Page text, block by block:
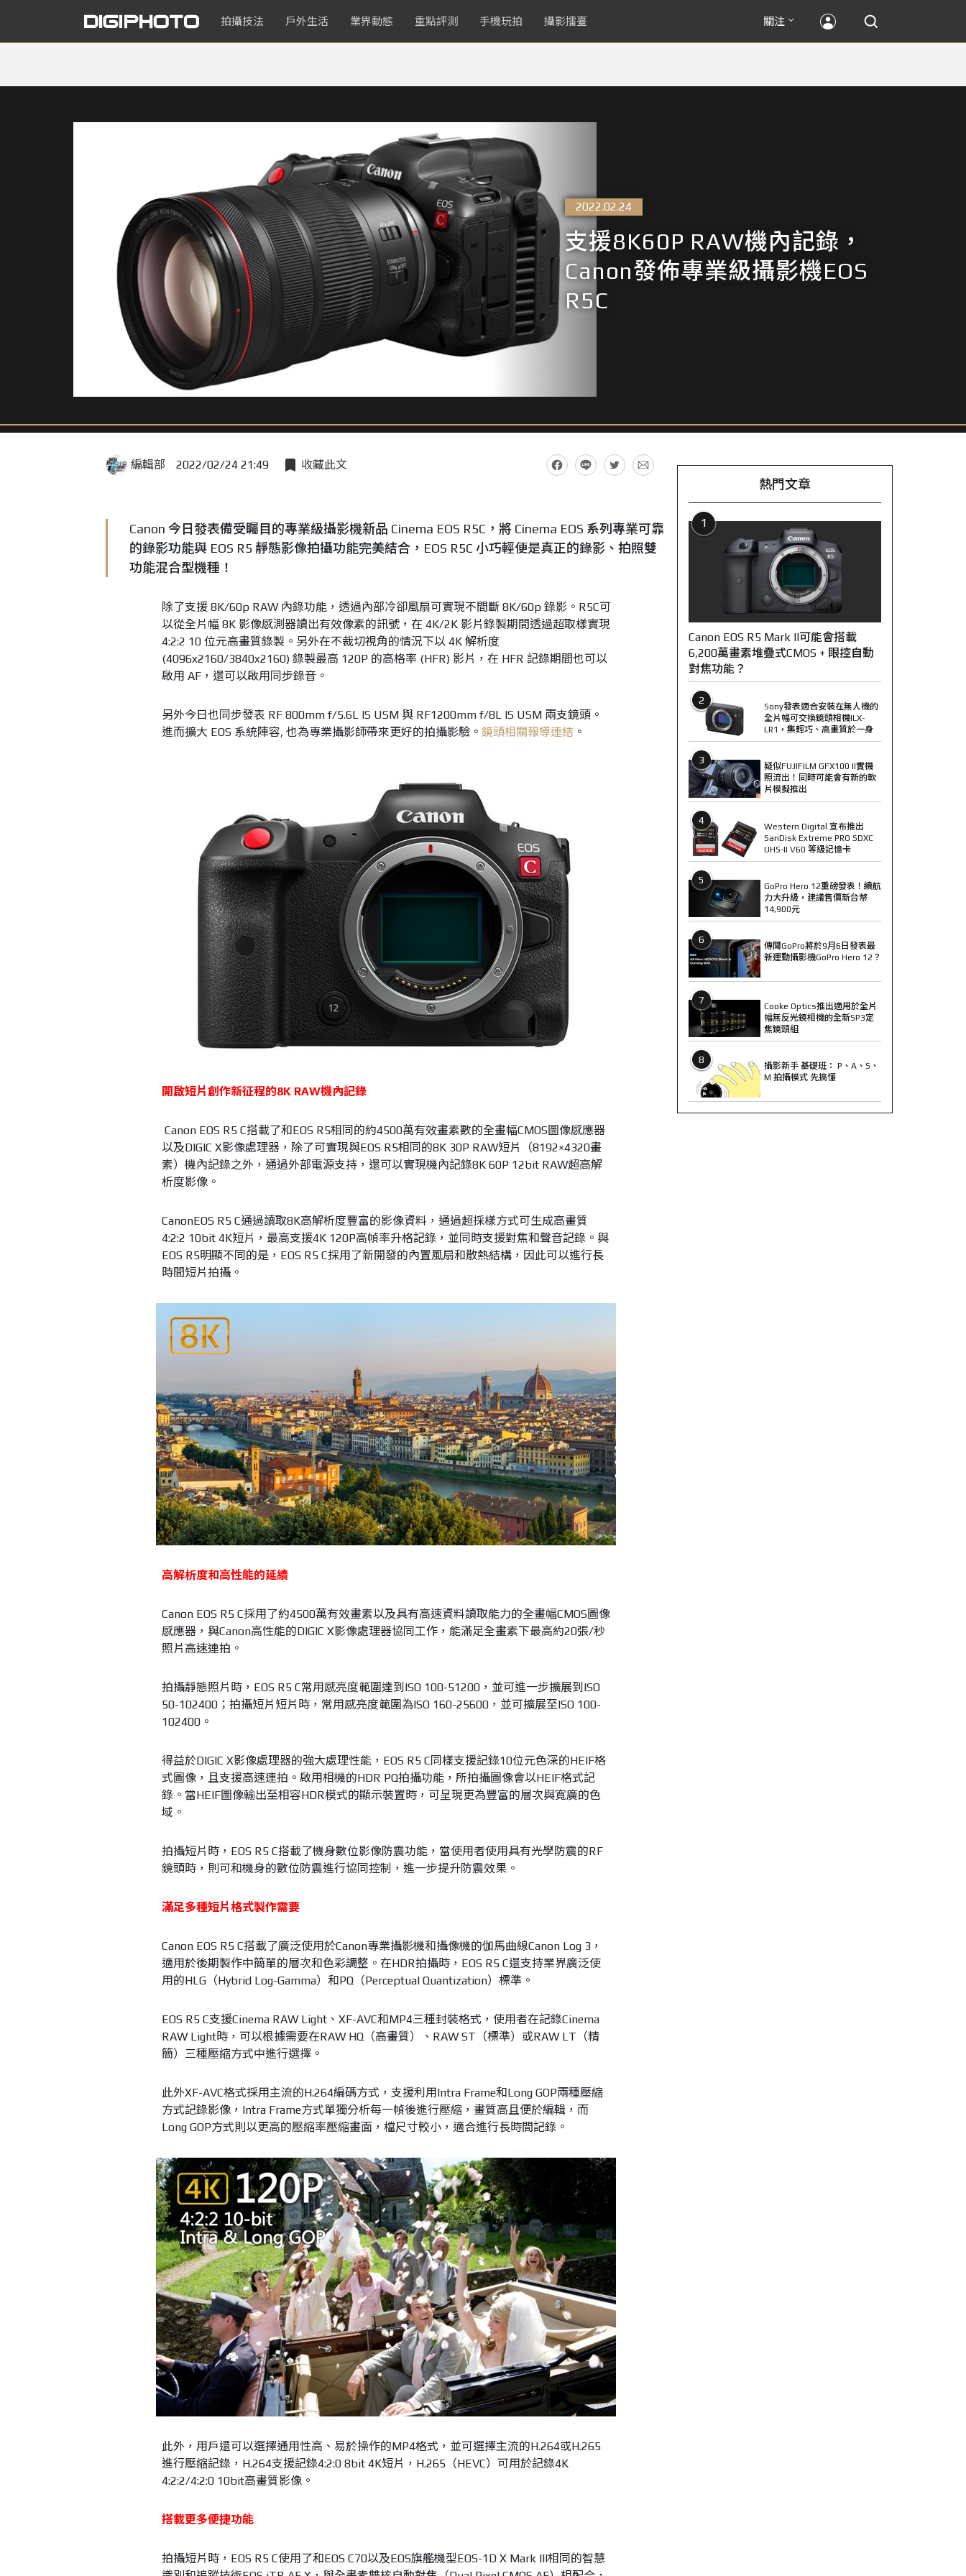
拍攝技法 戶外生活 業界動態 重點評測 手機玩拍 攝影擂臺 關注
2022.02.24
支援8K60P RAW機內記錄，
Canon發佈專業級攝影機EOS
R5C
編輯部 2022/02/24 21:49 收藏此文
Canon 今日發表備受矚目的專業級攝影機新品 Cinema EOS R5C，將 Cinema EOS 系列專業可靠
的錄影功能與 EOS R5 靜態影像拍攝功能完美結合，EOS R5C 小巧輕便是真正的錄影、拍照雙
功能混合型機種！
除了支援 8K/60p RAW 內錄功能，透過內部冷卻風扇可實現不間斷 8K/60p 錄影。R5C可
以從全片幅 8K 影像感測器讀出有效像素的訊號，在 4K/2K 影片錄製期間透過超取樣實現
4:2:2 10 位元高畫質錄製。另外在不裁切視角的情況下以 4K 解析度
(4096x2160/3840x2160) 錄製最高 120P 的高格率 (HFR) 影片，在 HFR 記錄期間也可以
啟用 AF，還可以啟用同步錄音。
另外今日也同步發表 RF 800mm f/5.6L IS USM 與 RF1200mm f/8L IS USM 兩支鏡頭。
進而擴大 EOS 系統陣容, 也為專業攝影師帶來更好的拍攝影驗。 鏡頭相關報導連結 。
開啟短片創作新征程的8K RAW機內記錄
Canon EOS R5 C搭載了和EOS R5相同的約4500萬有效畫素數的全畫幅CMOS圖像感應器
以及DIGIC X影像處理器，除了可實現與EOS R5相同的8K 30P RAW短片（8192×4320畫
素）機內記錄之外，通過外部電源支持，還可以實現機內記錄8K 60P 12bit RAW超高解
析度影像。
CanonEOS R5 C通過讀取8K高解析度豐富的影像資料，通過超採樣方式可生成高畫質
4:2:2 10bit 4K短片，最高支援4K 120P高幀率升格記錄，並同時支援對焦和聲音記錄。與
EOS R5明顯不同的是，EOS R5 C採用了新開發的內置風扇和散熱結構，因此可以進行長
時間短片拍攝。
高解析度和高性能的延續
Canon EOS R5 C採用了約4500萬有效畫素以及具有高速資料讀取能力的全畫幅CMOS圖像
感應器，與Canon高性能的DIGIC X影像處理器協同工作，能滿足全畫素下最高約20張/秒
照片高速連拍。
拍攝靜態照片時，EOS R5 C常用感亮度範圍達到ISO 100-51200，並可進一步擴展到ISO
50-102400；拍攝短片短片時，常用感亮度範圍為ISO 160-25600，並可擴展至ISO 100-
102400。
得益於DIGIC X影像處理器的強大處理性能，EOS R5 C同樣支援記錄10位元色深的HEIF格
式圖像，且支援高速連拍。啟用相機的HDR PQ拍攝功能，所拍攝圖像會以HEIF格式記
錄。當HEIF圖像輸出至相容HDR模式的顯示裝置時，可呈現更為豐富的層次與寬廣的色
域。
拍攝短片時，EOS R5 C搭載了機身數位影像防震功能，當使用者使用具有光學防震的RF
鏡頭時，則可和機身的數位防震進行協同控制，進一步提升防震效果。
滿足多種短片格式製作需要
Canon EOS R5 C搭載了廣泛使用於Canon專業攝影機和攝像機的伽馬曲線Canon Log 3，
適用於後期製作中簡單的層次和色彩調整。在HDR拍攝時，EOS R5 C還支持業界廣泛使
用的HLG（Hybrid Log-Gamma）和PQ（Perceptual Quantization）標準。
EOS R5 C支援Cinema RAW Light、XF-AVC和MP4三種封裝格式，使用者在記錄Cinema
RAW Light時，可以根據需要在RAW HQ（高畫質）、RAW ST（標準）或RAW LT（精
簡）三種壓縮方式中進行選擇。
此外XF-AVC格式採用主流的H.264編碼方式，支援利用Intra Frame和Long GOP兩種壓縮
方式記錄影像，Intra Frame方式單獨分析每一幀後進行壓縮，畫質高且便於編輯，而
Long GOP方式則以更高的壓縮率壓縮畫面，檔尺寸較小，適合進行長時間記錄。
此外，用戶還可以選擇通用性高、易於操作的MP4格式，並可選擇主流的H.264或H.265
進行壓縮記錄，H.264支援記錄4:2:0 8bit 4K短片，H.265（HEVC）可用於記錄4K
4:2:2/4:2:0 10bit高畫質影像。
搭載更多便捷功能
拍攝短片時，EOS R5 C使用了和EOS C70以及EOS旗艦機型EOS-1D X Mark III相同的智慧
熱門文章
1
Canon EOS R5 Mark II可能會搭載
6,200萬畫素堆疊式CMOS + 眼控自動
對焦功能？
2
Sony發表適合安裝在無人機的
全片幅可交換鏡頭相機ILX-
LR1，集輕巧、高畫質於一身
3
疑似FUJIFILM GFX100 II實機
照流出！同時可能會有新的軟
片模擬推出
4
Western Digital 宣布推出
SanDisk Extreme PRO SDXC
UHS-II V60 等級記憶卡
5
GoPro Hero 12重磅發表！續航
力大升級，建議售價新台幣
14,900元
6
傳聞GoPro將於9月6日發表最
新運動攝影機GoPro Hero 12？
7
Cooke Optics推出適用於全片
幅無反光鏡相機的全新SP3定
焦鏡頭組
8
攝影新手 基礎班： P、A、S、
M 拍攝模式 先搞懂